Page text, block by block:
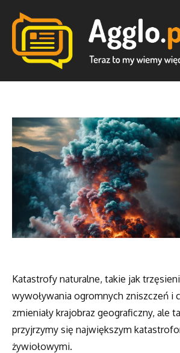
Katastrofy naturalne, takie jak
wywoływania ogromnych zniszczeń i
zmieniały krajobraz geograficzny, ale
przyjrzymy się największym
żywiołowymi.